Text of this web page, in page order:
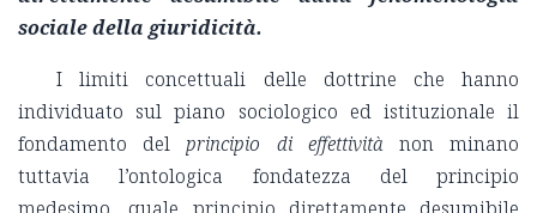
sociale della giuridicità.
I limiti concettuali delle dottrine che hanno
individuato sul piano sociologico ed istituzionale il
fondamento delprincipio di effettivitànon minano
tuttavia l’ontologica fondatezza del principio